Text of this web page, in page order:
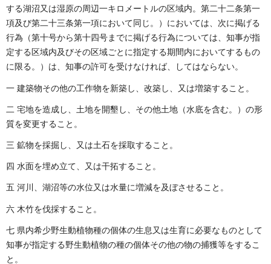
する湖沼又は湿原の周辺一キロメートルの区域内。第二十二条第一
項及び第二十三条第一項において同じ。）においては、次に掲げる
行為（第十号から第十四号までに掲げる行為については、知事が指
定する区域内及びその区域ごとに指定する期間内においてするもの
に限る。）は、知事の許可を受けなければ、してはならない。
一 建築物その他の工作物を新築し、改築し、又は増築すること。
二 宅地を造成し、土地を開墾し、その他土地（水底を含む。）の形
質を変更すること。
三 鉱物を採掘し、又は土石を採取すること。
四 水面を埋め立て、又は干拓すること。
五 河川、湖沼等の水位又は水量に増減を及ぼさせること。
六 木竹を伐採すること。
七 県内希少野生動植物種の個体の生息又は生育に必要なものとして
知事が指定する野生動植物の種の個体その他の物の捕獲等をするこ
と。